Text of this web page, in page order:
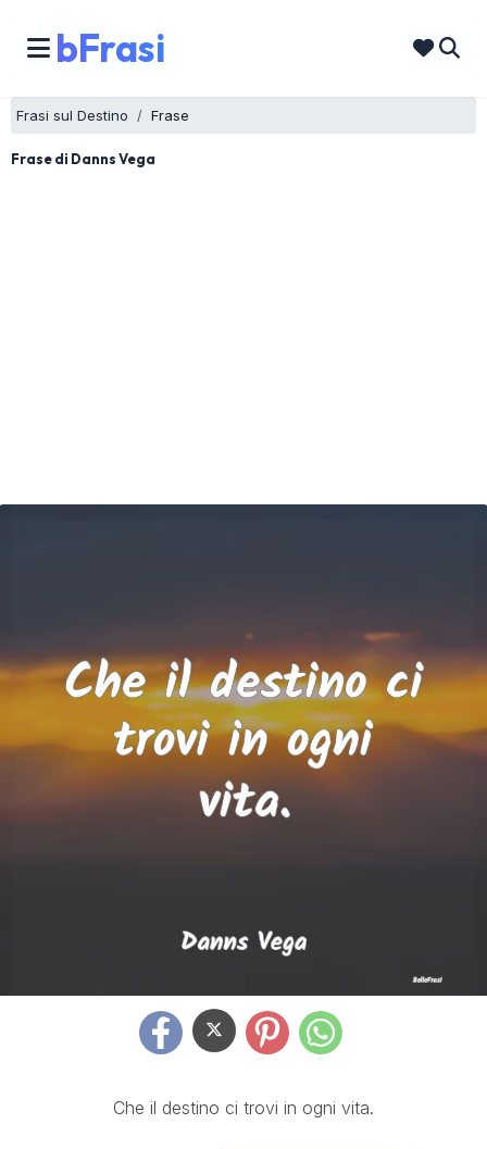
bFrasi
Frasi sul Destino Frase
Frase di Danns Vega
Che il destino ci trovi in ogni vita.